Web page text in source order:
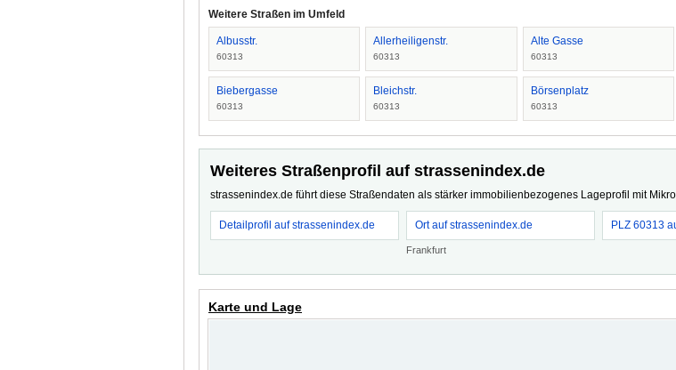
Weitere Straßen im Umfeld
Albusstr.
60313
Allerheiligenstr.
60313
Alte Gasse
60313
Biebergasse
60313
Bleichstr.
60313
Börsenplatz
60313
Weiteres Straßenprofil auf strassenindex.de
strassenindex.de führt diese Straßendaten als stärker immobilienbezogenes Lageprofil mit
Detailprofil auf strassenindex.de Ort auf strassenindex.de
Frankfurt
PLZ 60313
Karte und Lage